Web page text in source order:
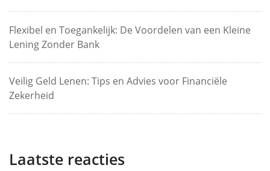
Flexibel en Toegankelijk: De Voordelen van een Kleine
Lening Zonder Bank
Veilig Geld Lenen: Tips en Advies voor Financiële
Zekerheid
Laatste reacties